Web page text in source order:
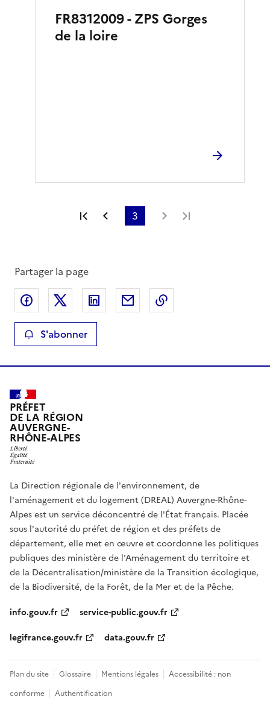
FR8312009 - ZPS Gorges
de la loire
Première page
Page précédente
3 Page suivante
Partager la page
Partager sur Facebook
Partager sur XPartager sur LinkedIn
Partager par email
S'abonner
PRÉFET
DE LA RÉGION
AUVERGNE-
RHÔNE-ALPES
La Direction régionale de l'environnement, de
l'aménagement et du logement (DREAL) Auvergne-Rhône-
Alpes est un service déconcentré de l'État français. Placée
sous l'autorité du préfet de région et des préfets de
département, elle met en œuvre et coordonne les politiques
publiques des ministère de l'Aménagement du territoire et
de la Décentralisation/ministère de la Transition écologique,
de la Biodiversité, de la Forêt, de la Mer et de la Pêche.
info.gouv.fr
service-public.gouv.fr
legifrance.gouv.fr
data.gouv.fr
Plan du site Glossaire Mentions légales
Accessibilité : non
conforme
Authentification